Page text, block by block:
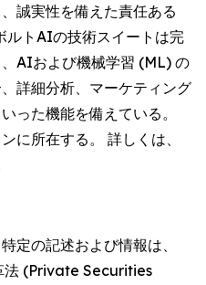
誠実性を備えた責任ある
ルトAIの技術スイートは完
AIおよび機械学習 (ML) の
詳細分析、マーケティング
った機能を備えている。
に所在する。 詳しくは、
定の記述および情報は、
法 (Private Securities